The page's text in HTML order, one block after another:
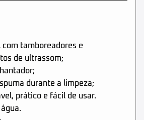
com tamboreadores e
de ultrassom;
durante a limpeza;
prático e fácil de usar.